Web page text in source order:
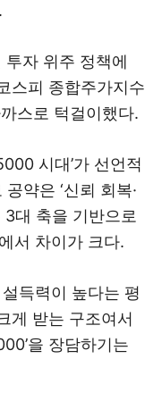
자 위주 정책에
스피 종합주가지수
스로 턱걸이했다.
시대’가 선언적
약은 ‘신뢰 회복·
3대 축을 기반으로
서 차이가 크다.
득력이 높다는 평
게 받는 구조여서
을 장담하기는